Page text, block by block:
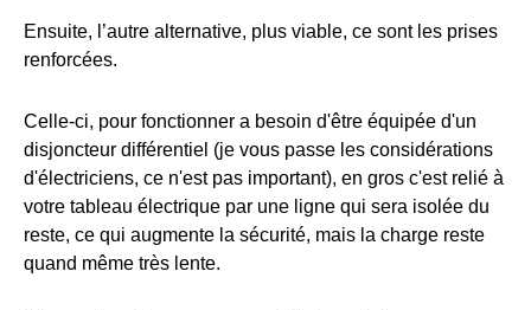
Ensuite, l’autre alternative, plus viable, ce sont les prises
renforcées.
Celle-ci, pour fonctionner a besoin d'être équipée d'un
disjoncteur différentiel (je vous passe les considérations
d'électriciens, ce n'est pas important), en gros c'est relié à
votre tableau électrique par une ligne qui sera isolée du
reste, ce qui augmente la sécurité, mais la charge reste
quand même très lente.